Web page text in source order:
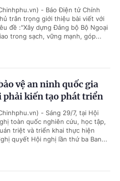
- Báo Điện tử Chính
trân trọng giới thiệu bài viết với
đề :"Xây dựng Đảng bộ Bộ Ngoại
trong sạch, vững mạnh, góp...
vệ an ninh quốc gia
kiến tạo phát triển
- Sáng 29/7, tại Hội
toàn quốc nghiên cứu, học tập,
triệt và triển khai thực hiện
quyết Hội nghị lần thứ ba Ban...